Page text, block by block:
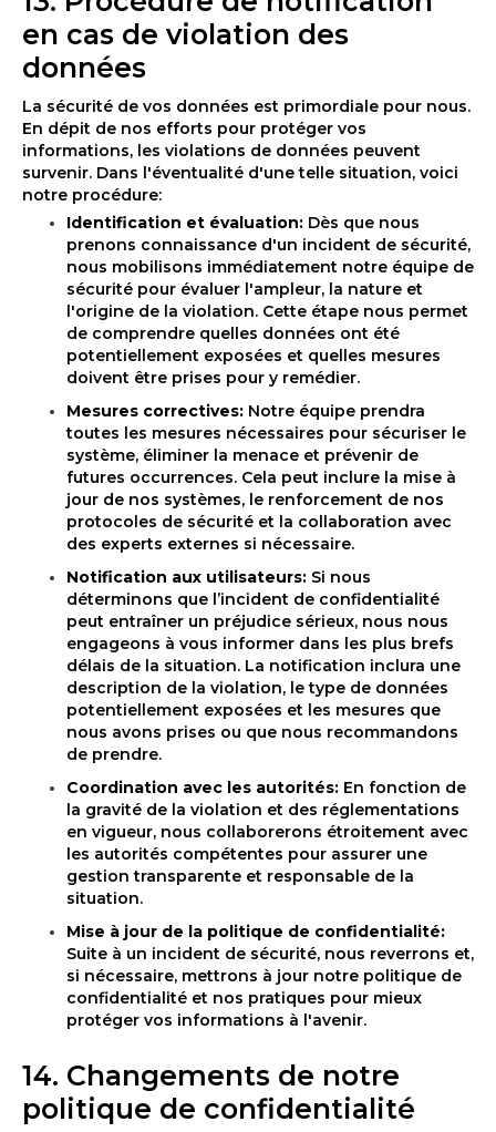
en cas de violation des
données
La sécurité de vos données est primordiale pour nous.
En dépit de nos efforts pour protéger vos
informations, les violations de données peuvent
survenir. Dans l'éventualité d'une telle situation, voici
notre procédure:
Identification et évaluation: Dès que nous
prenons connaissance d'un incident de sécurité,
nous mobilisons immédiatement notre équipe de
sécurité pour évaluer l'ampleur, la nature et
l'origine de la violation. Cette étape nous permet
de comprendre quelles données ont été
potentiellement exposées et quelles mesures
doivent être prises pour y remédier.
Mesures correctives: Notre équipe prendra
toutes les mesures nécessaires pour sécuriser le
système, éliminer la menace et prévenir de
futures occurrences. Cela peut inclure la mise à
jour de nos systèmes, le renforcement de nos
protocoles de sécurité et la collaboration avec
des experts externes si nécessaire.
Notification aux utilisateurs: Si nous
déterminons que l’incident de confidentialité
peut entraîner un préjudice sérieux, nous nous
engageons à vous informer dans les plus brefs
délais de la situation. La notification inclura une
description de la violation, le type de données
potentiellement exposées et les mesures que
nous avons prises ou que nous recommandons
de prendre.
Coordination avec les autorités: En fonction de
la gravité de la violation et des réglementations
en vigueur, nous collaborerons étroitement avec
les autorités compétentes pour assurer une
gestion transparente et responsable de la
situation.
Mise à jour de la politique de confidentialité:
Suite à un incident de sécurité, nous reverrons et,
si nécessaire, mettrons à jour notre politique de
confidentialité et nos pratiques pour mieux
protéger vos informations à l'avenir.
14. Changements de notre
politique de confidentialité